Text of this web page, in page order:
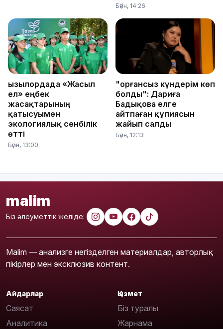
Бүгін, 14:26
Қызылордада «Жасыл
ел» еңбек
жасақтарының
қатысуымен
экологиялық сенбілік
өтті
Бүгін, 13:00
"Қорғансыз күндерім көп
болды": Дариға
Бадықова елге
айтпаған құпиясын
жайып салды
Бүгін, 12:13
malim
Біз әлеуметтік желіде:
Malim — анализге негізделген материалдар, авторлық
пікірлер мен эксклюзив контент.
Айдарлар
Саясат
Аналитика
Қызмет
Біз туралы
Жарнама